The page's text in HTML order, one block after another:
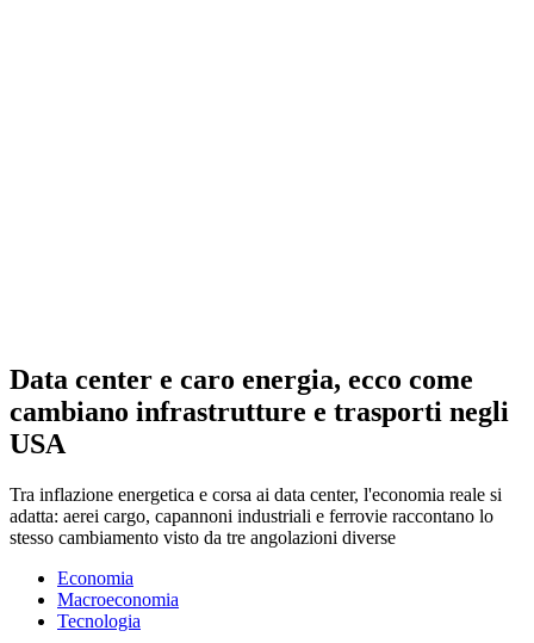
Data center e caro energia, ecco come
cambiano infrastrutture e trasporti negli
USA
Tra inflazione energetica e corsa ai data center, l'economia reale si
adatta: aerei cargo, capannoni industriali e ferrovie raccontano lo
stesso cambiamento visto da tre angolazioni diverse
Economia
Macroeconomia
Tecnologia